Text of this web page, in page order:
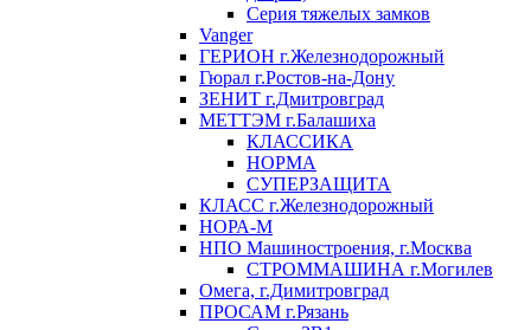
Серия тяжелых замков
Vanger
ГЕРИОН г.Железнодорожный
Гюрал г.Ростов-на-Дону
ЗЕНИТ г.Дмитровград
МЕТТЭМ г.Балашиха
КЛАССИКА
НОРМА
СУПЕРЗАЩИТА
КЛАСС г.Железнодорожный
НОРА-М
НПО Машиностроения, г.Москва
СТРОММАШИНА г.Могилев
Омега, г.Димитровград
ПРОСАМ г.Рязань